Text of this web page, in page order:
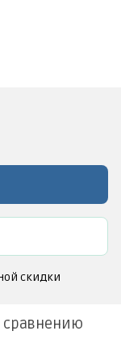
скидки
сравнению